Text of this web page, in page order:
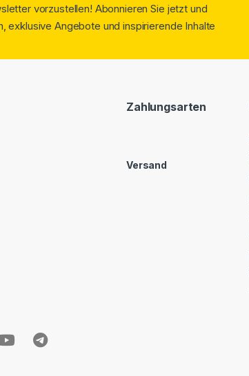
vorzustellen! Abonnieren Sie jetzt und
exklusive Angebote und inspirierende Inhalte
Zahlungsarten
Versand